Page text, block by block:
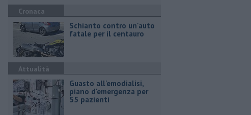
Cronaca
Schianto contro un'auto
fatale per il centauro
Attualità
Guasto all'emodialisi,
piano d'emergenza per
55 pazienti